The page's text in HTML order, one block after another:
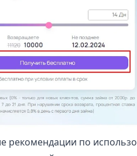
рекомендации по